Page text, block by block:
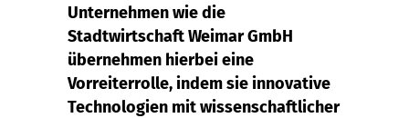
Unternehmen wie die
Stadtwirtschaft Weimar GmbH
übernehmen hierbei eine
Vorreiterrolle, indem sie innovative
Technologien mit wissenschaftlicher